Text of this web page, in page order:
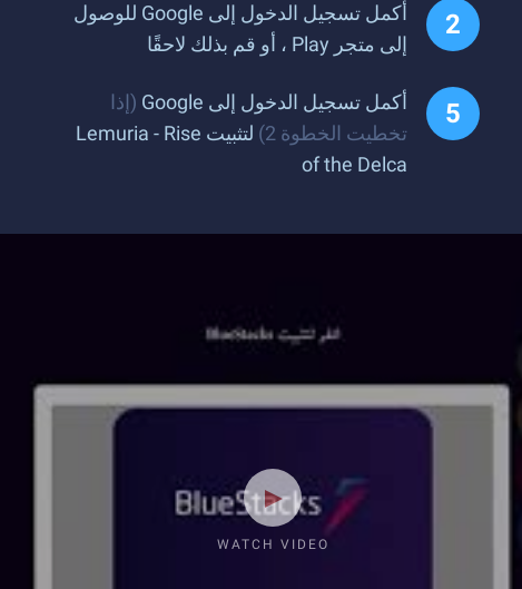
أكمل تسجيل الدخول إلى Google للوصول
إلى متجر Play ، أو قم بذلك لاحقًا
أكمل تسجيل الدخول إلى Google
(إذا
تخطيت الخطوة 2)
لتثبيت Lemuria - Rise
of the Delca
WATCH VIDEO